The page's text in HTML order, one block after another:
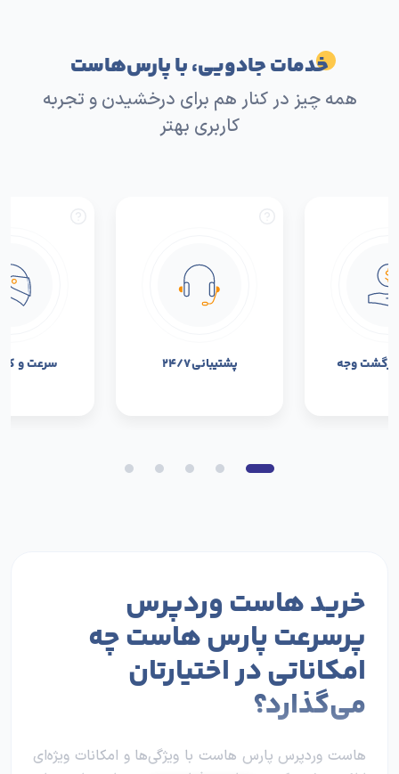
خدمات جادویی، با پارس‌هاست
همه چیز در کنار هم برای درخشیدن و تجربه
کاربری بهتر
بازگشت وجه پشتیبانی ۲۴/۷ سرعت و
خرید هاست وردپرس
پرسرعت پارس هاست چه
امکاناتی در اختیارتان
می‌گذارد؟
هاست وردپرس پارس هاست با ویژگی‌ها و امکانات ویژه‌ای